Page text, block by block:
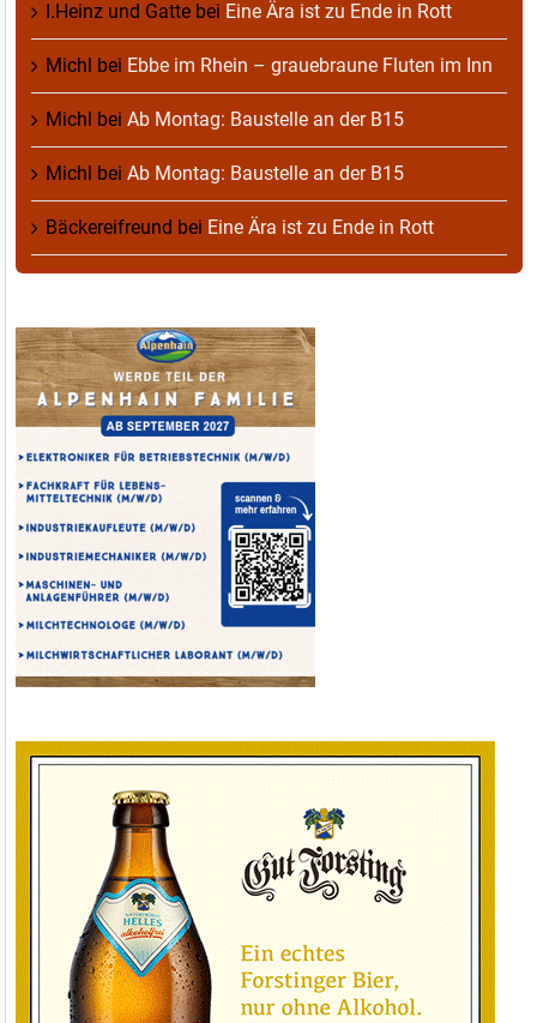
I.Heinz und Gatte bei Eine Ära ist zu Ende in Rott
Michl bei Ebbe im Rhein – grauebraune Fluten im Inn
Michl bei Ab Montag: Baustelle an der B15
Michl bei Ab Montag: Baustelle an der B15
Bäckereifreund bei Eine Ära ist zu Ende in Rott